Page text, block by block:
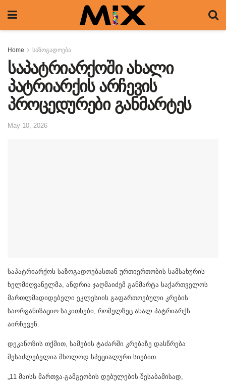
Home საზოგადოება
საპატრიარქოში ახალი
პატრიარქის არჩევის
პროცედურები განმარტეს
May 10, 2026
საპატრიარქოს საზოგადოებასთან ურთიერთობის სამსახურის
ხელმძღვანელმა, ანდრია ჯაღმაიძემ განმარტა საქართველოს
მართლმადიდებელი ეკლესიის გაფართოებული კრების
საორგანიზაციო საკითხები, რომელზეც ახალ პატრიარქს
აირჩევენ.
დეკანოზის თქმით, სამების ტაძარში კრებაზე დასწრება
შესაძლებელია მხოლოდ სპეციალური სიებით.
„11 მაისს მართვა-გამგეობის დებულების შესაბამისად,